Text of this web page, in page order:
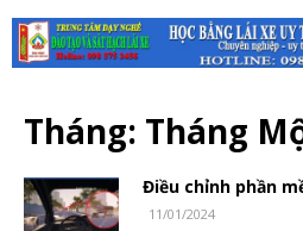
Tháng: Tháng
Điều chỉnh phần
11/01/2024